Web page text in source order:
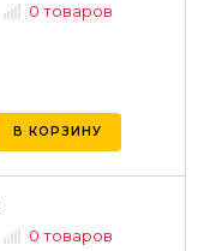
0 товаров
В КОРЗИНУ
0 товаров